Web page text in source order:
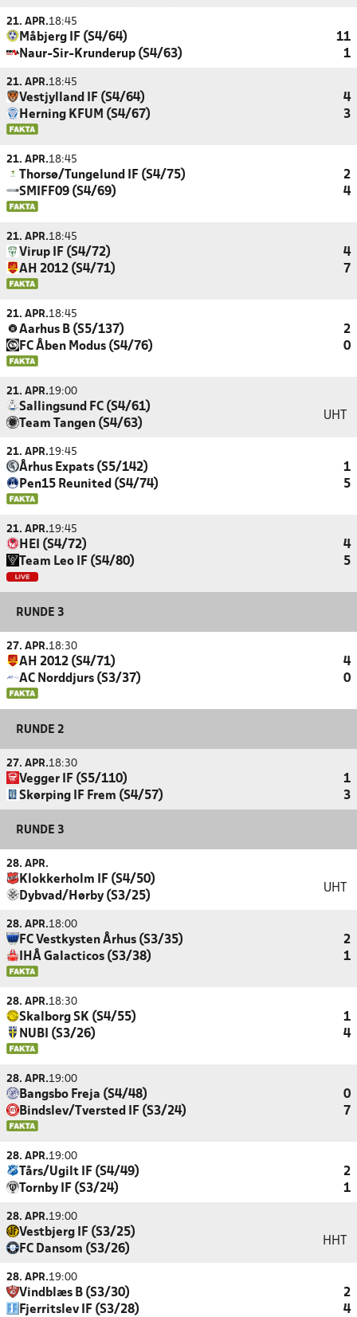
21. APR.18:45
Måbjerg IF (S4/64)
11
Naur-Sir-Krunderup (S4/63)
1
21. APR.18:45
Vestjylland IF (S4/64)
4
Herning KFUM (S4/67)
3
21. APR.18:45
Thorsø/Tungelund IF (S4/75)
2
SMIFF09 (S4/69)
4
21. APR.18:45
Virup IF (S4/72)
4
AH 2012 (S4/71)
7
21. APR.18:45
Aarhus B (S5/137)
2
FC Åben Modus (S4/76)
0
21. APR.19:00
Sallingsund FC (S4/61)
Team Tangen (S4/63)
UHT
21. APR.19:45
Århus Expats (S5/142)
1
Pen15 Reunited (S4/74)
5
21. APR.19:45
HEI (S4/72)
4
Team Leo IF (S4/80)
5
RUNDE 3
27. APR.18:30
AH 2012 (S4/71)
4
AC Norddjurs (S3/37)
0
RUNDE 2
27. APR.18:30
Vegger IF (S5/110)
1
Skørping IF Frem (S4/57)
3
RUNDE 3
28. APR.
Klokkerholm IF (S4/50)
Dybvad/Hørby (S3/25)
UHT
28. APR.18:00
FC Vestkysten Århus (S3/35)
2
IHÅ Galacticos (S3/38)
1
28. APR.18:30
Skalborg SK (S4/55)
1
NUBI (S3/26)
4
28. APR.19:00
Bangsbo Freja (S4/48)
0
Bindslev/Tversted IF (S3/24)
7
28. APR.19:00
Tårs/Ugilt IF (S4/49)
2
Tornby IF (S3/24)
1
28. APR.19:00
Vestbjerg IF (S3/25)
FC Dansom (S3/26)
HHT
28. APR.19:00
Vindblæs B (S3/30)
2
Fjerritslev IF (S3/28)
4